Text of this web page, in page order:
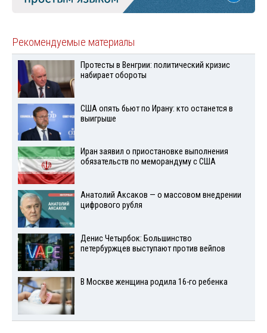
Рекомендуемые материалы
Протесты в Венгрии: политический кризис
набирает обороты
США опять бьют по Ирану: кто останется в
выигрыше
Иран заявил о приостановке выполнения
обязательств по меморандуму с США
Анатолий Аксаков — о массовом внедрении
цифрового рубля
Денис Четырбок: Большинство
петербуржцев выступают против вейпов
В Москве женщина родила 16-го ребенка